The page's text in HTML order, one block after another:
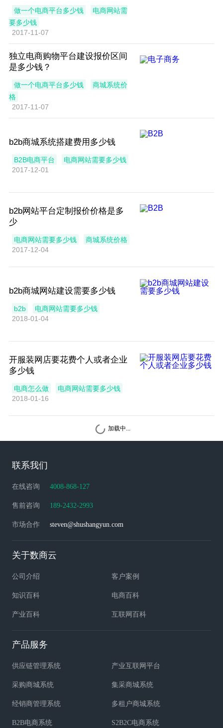
做一个电商平台多少钱
电商网站需
要多少钱
2017-11-07
独立电商购物平台建设报价区间
是多少钱？
做一个电商平台多少钱
商城系统价
格
2017-11-07
b2b商城系统搭建费用多少钱
B2B电商平台
电商网站需要多少钱
2017-12-01
b2b网站平台定制报价价格是多
少
电商网站需要多少钱
商城系统价格
2017-12-04
b2b商城网站建设需要多少钱
b2b
电商网站需要多少钱
2018-01-04
开服装网店要花费个人或者企业
多少钱
电商怎么做
电商网站需要多少钱
2018-01-16
加载中...
联系我们
在线咨询 4008-868-127
售前咨询 189-2432-2993
市场合作 steven@shushangyun.com
关于数商云
公司介绍 客户案例
知识百科 电商百科
产业百科 互联网百科
产品服务
供应链管理系统 产业互联网平台
采购商城系统 集采商城系统
经销商管理系统 多租户商城系统
B2B电商系统 S2B2C电商系统